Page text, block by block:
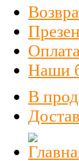
Оплата
Наши
В